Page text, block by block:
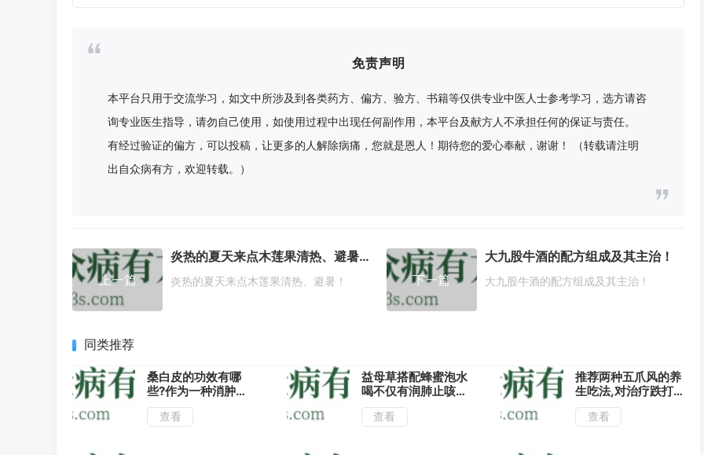
免责声明
本平台只用于交流学习，如文中所涉及到各类药方、偏方、验方、书籍等仅供专业中医人士参考学习，选方请咨
询专业医生指导，请勿自己使用，如使用过程中出现任何副作用，本平台及献方人不承担任何的保证与责任。
有经过验证的偏方，可以投稿，让更多的人解除病痛，您就是恩人！期待您的爱心奉献，谢谢！ （转载请注明
出自众病有方，欢迎转载。）
上一篇
炎热的夏天来点木莲果清热、避暑！
炎热的夏天来点木莲果清热、避暑！ 下一篇
大九股牛酒的配方组成及其主治！
大九股牛酒的配方组成及其主治！
同类推荐
桑白皮的功效有哪
些?作为一种消肿平
喘的中药,了解它的
这几种用法药效更佳
查看
益母草搭配蜂蜜泡水
喝不仅有润肺止咳的
功效,还能帮助肝脏
解毒哦!
查看
推荐两种五爪风的养
生吃法,对治疗跌打
损伤有很好的疗效!
查看